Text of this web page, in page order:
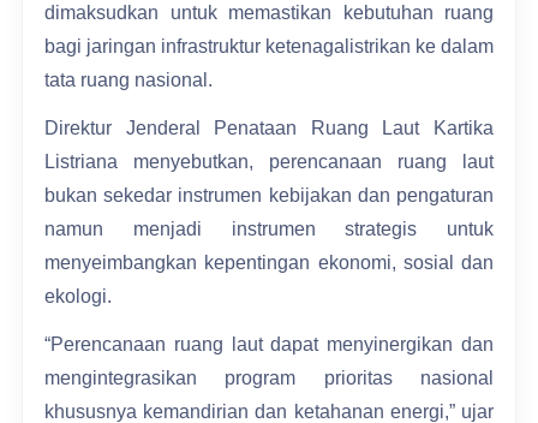
dimaksudkan untuk memastikan kebutuhan ruang
bagi jaringan infrastruktur ketenagalistrikan ke dalam
tata ruang nasional.
Direktur Jenderal Penataan Ruang Laut Kartika
Listriana menyebutkan, perencanaan ruang laut
bukan sekedar instrumen kebijakan dan pengaturan
namun menjadi instrumen strategis untuk
menyeimbangkan kepentingan ekonomi, sosial dan
ekologi.
“Perencanaan ruang laut dapat menyinergikan dan
mengintegrasikan program prioritas nasional
khususnya kemandirian dan ketahanan energi,” ujar